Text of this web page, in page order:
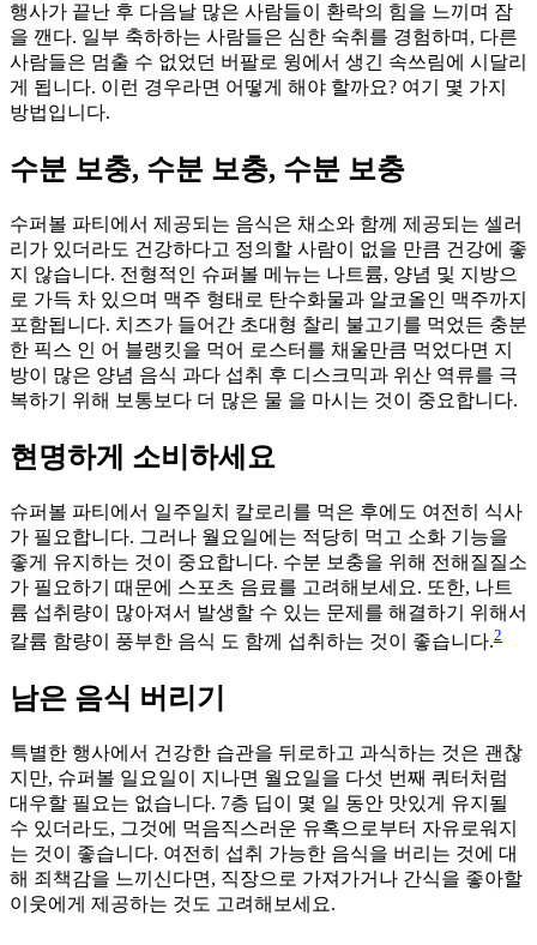
행사가 끝난 후 다음날 많은 사람들이 환락의 힘을 느끼며 잠
을 깬다. 일부 축하하는 사람들은 심한 숙취를 경험하며, 다른
사람들은 멈출 수 없었던 버팔로 윙에서 생긴 속쓰림에 시달리
게 됩니다. 이런 경우라면 어떻게 해야 할까요? 여기 몇 가지
방법입니다.
수분 보충, 수분 보충, 수분 보충
수퍼볼 파티에서 제공되는 음식은 채소와 함께 제공되는 셀러
리가 있더라도 건강하다고 정의할 사람이 없을 만큼 건강에 좋
지 않습니다. 전형적인 슈퍼볼 메뉴는 나트륨, 양념 및 지방으
로 가득 차 있으며 맥주 형태로 탄수화물과 알코올인 맥주까지
포함됩니다. 치즈가 들어간 초대형 찰리 불고기를 먹었든 충분
한 픽스 인 어 블랭킷을 먹어 로스터를 채울만큼 먹었다면 지
방이 많은 양념 음식 과다 섭취 후 디스크믹과 위산 역류를 극
복하기 위해 보통보다 더 많은 물 을 마시는 것이 중요합니다.
현명하게 소비하세요
슈퍼볼 파티에서 일주일치 칼로리를 먹은 후에도 여전히 식사
가 필요합니다. 그러나 월요일에는 적당히 먹고 소화 기능을
좋게 유지하는 것이 중요합니다. 수분 보충을 위해 전해질질소
가 필요하기 때문에 스포츠 음료를 고려해보세요. 또한, 나트
륨 섭취량이 많아져서 발생할 수 있는 문제를 해결하기 위해서
칼륨 함량이 풍부한 음식 도 함께 섭취하는 것이 좋습니다.2
남은 음식 버리기
특별한 행사에서 건강한 습관을 뒤로하고 과식하는 것은 괜찮
지만, 슈퍼볼 일요일이 지나면 월요일을 다섯 번째 쿼터처럼
대우할 필요는 없습니다. 7층 딥이 몇 일 동안 맛있게 유지될
수 있더라도, 그것에 먹음직스러운 유혹으로부터 자유로워지
는 것이 좋습니다. 여전히 섭취 가능한 음식을 버리는 것에 대
해 죄책감을 느끼신다면, 직장으로 가져가거나 간식을 좋아할
이웃에게 제공하는 것도 고려해보세요.